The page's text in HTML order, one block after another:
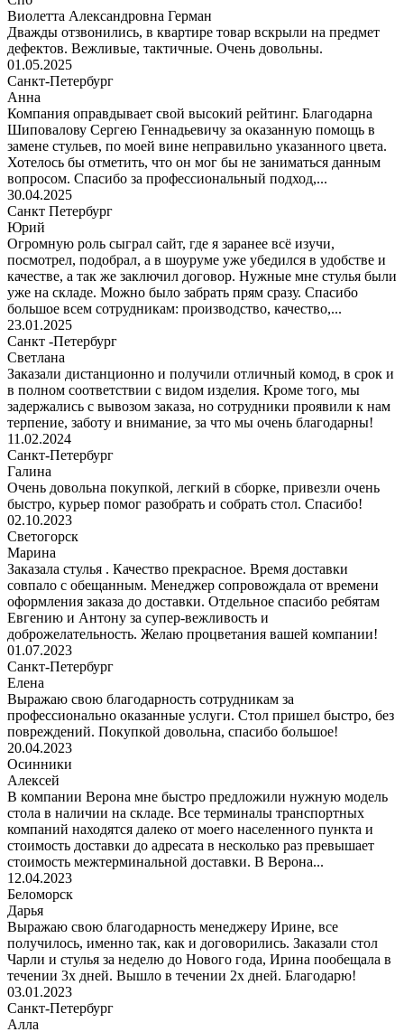
Виолетта Александровна Герман
Дважды отзвонились, в квартире товар вскрыли на предмет
дефектов. Вежливые, тактичные. Очень довольны.
01.05.2025
Санкт-Петербург
Анна
Компания оправдывает свой высокий рейтинг. Благодарна
Шиповалову Сергею Геннадьевичу за оказанную помощь в
замене стульев, по моей вине неправильно указанного цвета.
Хотелось бы отметить, что он мог бы не заниматься данным
вопросом. Спасибо за профессиональный подход,...
30.04.2025
Санкт Петербург
Юрий
Огромную роль сыграл сайт, где я заранее всё изучи,
посмотрел, подобрал, а в шоуруме уже убедился в удобстве и
качестве, а так же заключил договор. Нужные мне стулья были
уже на складе. Можно было забрать прям сразу. Спасибо
большое всем сотрудникам: производство, качество,...
23.01.2025
Санкт -Петербург
Светлана
Заказали дистанционно и получили отличный комод, в срок и
в полном соответствии с видом изделия. Кроме того, мы
задержались с вывозом заказа, но сотрудники проявили к нам
терпение, заботу и внимание, за что мы очень благодарны!
11.02.2024
Санкт-Петербург
Галина
Очень довольна покупкой, легкий в сборке, привезли очень
быстро, курьер помог разобрать и собрать стол. Спасибо!
02.10.2023
Светогорск
Марина
Заказала стулья . Качество прекрасное. Время доставки
совпало с обещанным. Менеджер сопровождала от времени
оформления заказа до доставки. Отдельное спасибо ребятам
Евгению и Антону за супер-вежливость и
доброжелательность. Желаю процветания вашей компании!
01.07.2023
Санкт-Петербург
Елена
Выражаю свою благодарность сотрудникам за
профессионально оказанные услуги. Стол пришел быстро, без
повреждений. Покупкой довольна, спасибо большое!
20.04.2023
Осинники
Алексей
В компании Верона мне быстро предложили нужную модель
стола в наличии на складе. Все терминалы транспортных
компаний находятся далеко от моего населенного пункта и
стоимость доставки до адресата в несколько раз превышает
стоимость межтерминальной доставки. В Верона...
12.04.2023
Беломорск
Дарья
Выражаю свою благодарность менеджеру Ирине, все
получилось, именно так, как и договорились. Заказали стол
Чарли и стулья за неделю до Нового года, Ирина пообещала в
течении 3х дней. Вышло в течении 2х дней. Благодарю!
03.01.2023
Санкт-Петербург
Алла